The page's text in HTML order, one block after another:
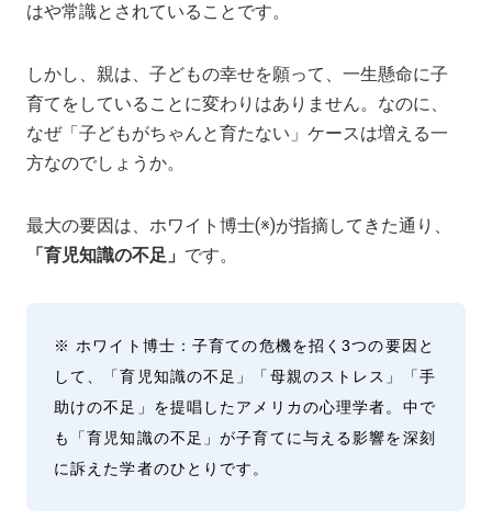
はや常識とされていることです。
しかし、親は、子どもの幸せを願って、一生懸命に子
育てをしていることに変わりはありません。なのに、
なぜ「子どもがちゃんと育たない」ケースは増える一
方なのでしょうか。
最大の要因は、ホワイト博士(※)が指摘してきた通り、
「育児知識の不足」 です。
※ ホワイト博士：子育ての危機を招く3つの要因と
して、「育児知識の不足」「母親のストレス」「手
助けの不足」を提唱したアメリカの心理学者。中で
も「育児知識の不足」が子育てに与える影響を深刻
に訴えた学者のひとりです。